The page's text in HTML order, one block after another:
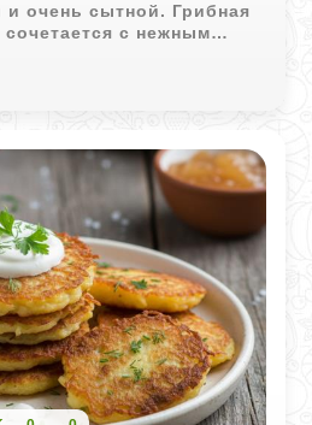
и очень сытной. Грибная
сочетается с нежным
сыром, создавая
итальянской кухни.